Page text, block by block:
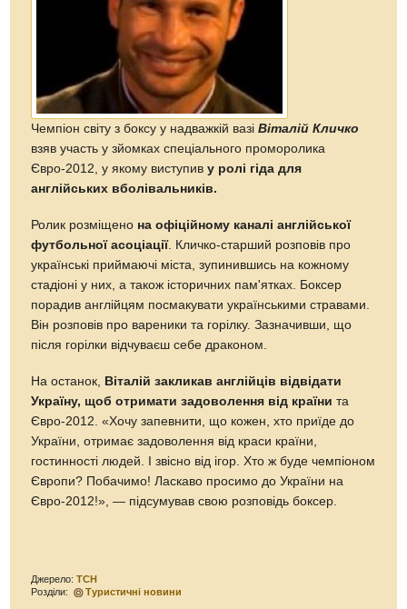
Чемпіон світу з боксу у надважкій вазі Віталій Кличко
взяв участь у зйомках спеціального проморолика
Євро-2012, у якому виступиву ролі гіда для
англійських вболівальників.
Ролик розміщено на офіційному каналі англійської
футбольної асоціації. Кличко-старший розповів про
українські приймаючі міста, зупинившись на кожному
стадіоні у них, а також історичних пам'ятках. Боксер
порадив англійцям посмакувати українськими стравами.
Він розповів про вареники та горілку. Зазначивши, що
після горілки відчуваєш себе драконом.
На останок,
Віталій закликав англійців відвідати
Україну, щоб отримати задоволення від країни та
Євро-2012. «Хочу запевнити, що кожен, хто приїде до
України, отримає задоволення від краси країни,
гостинності людей. І звісно від ігор. Хто ж буде чемпіоном
Європи? Побачимо! Ласкаво просимо до України на
Євро-2012!», — підсумував свою розповідь боксер.
Джерело:ТСН
Розділи:
Туристичні новини